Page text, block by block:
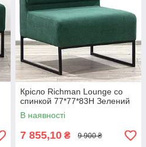
Крісло Richman Lounge со
спинкой 77*77*83H Зелений
В наявності
7 855,10 ₴ 9 900 ₴